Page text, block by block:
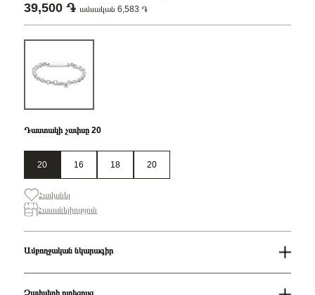
39,500 ֏ամսական 6,583 ֏
Դաստակի չափսը 20
20 16 18 20
Հավանել
Հասանելիություն
Ամբողջական նկարագիր
Հավաքածու
Pandora Moments
Չափսերի ուղեցույց